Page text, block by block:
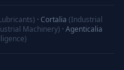
· Cortalia (Industrial
Machinery) · Agenticalia